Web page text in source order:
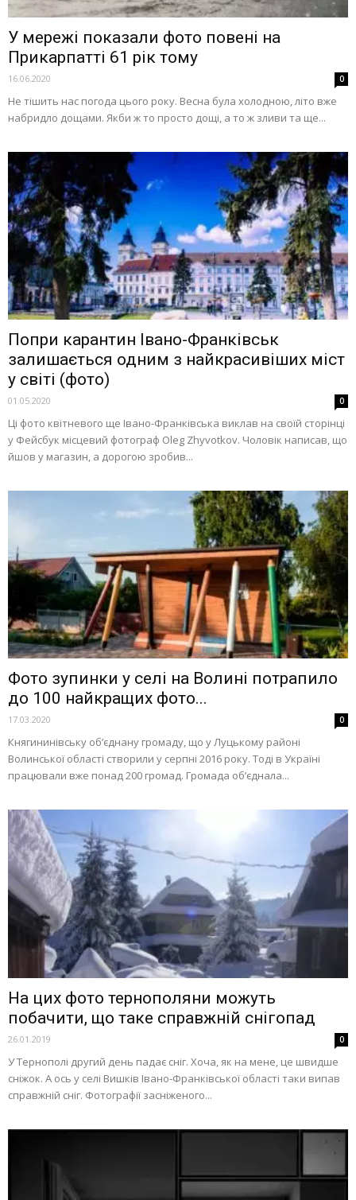
У мережі показали фото повені на
Прикарпатті 61 рік тому
16.06.2020 0
Не тішить нас погода цього року. Весна була холодною, літо вже
набридло дощами. Якби ж то просто дощі, а то ж зливи та ще...
Попри карантин Івано-Франківськ
залишається одним з найкрасивіших міст
у світі (фото)
01.05.2020 0
Ці фото квітневого ще Івано-Франківська виклав на своїй сторінці
у Фейсбук місцевий фотограф Oleg Zhyvotkov. Чоловік написав, що
йшов у магазин, а дорогою зробив...
Фото зупинки у селі на Волині потрапило
до 100 найкращих фото...
17.03.2020 0
Княгининівську об’єднану громаду, що у Луцькому районі
Волинської області створили у серпні 2016 року. Тоді в Україні
працювали вже понад 200 громад. Громада об’єднала...
На цих фото тернополяни можуть
побачити, що таке справжній снігопад
26.01.2019 0
У Тернополі другий день падає сніг. Хоча, як на мене, це швидше
сніжок. А ось у селі Вишків Івано-Франківської області таки випав
справжній сніг. Фотографії засніженого...